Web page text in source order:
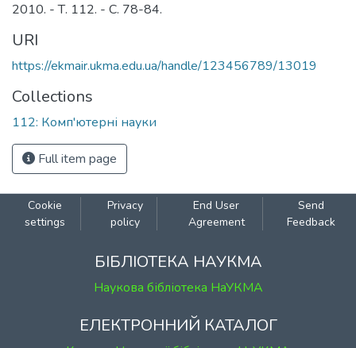
2010. - Т. 112. - С. 78-84.
URI
https://ekmair.ukma.edu.ua/handle/123456789/13019
Collections
112: Комп'ютерні науки
Full item page
Cookie
settings
Privacy
policy
End User
Agreement
Send
Feedback
БІБЛІОТЕКА НАУКМА
Наукова бібліотека НаУКМА
ЕЛЕКТРОННИЙ КАТАЛОГ